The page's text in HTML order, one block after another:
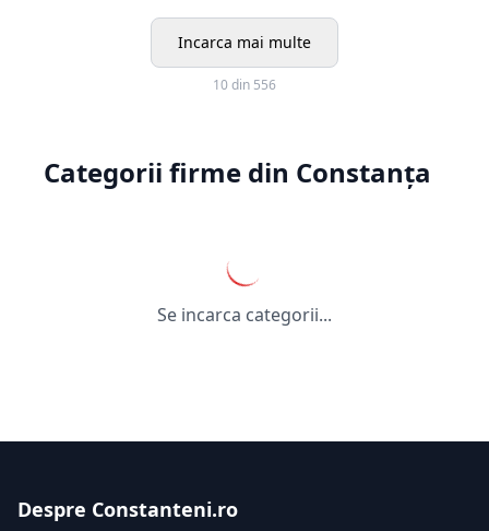
Incarca mai multe
10 din 556
Categorii firme din Constanța
Se incarca categorii...
Despre Constanteni.ro